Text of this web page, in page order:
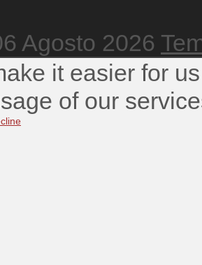
Agosto 2026
it easier for
of our